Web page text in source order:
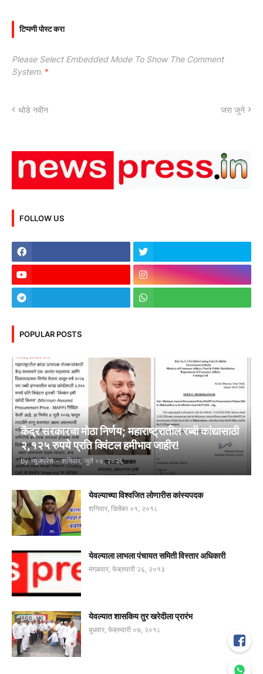
टिप्पणी पोस्ट करा
Please Select Embedded Mode To Show The Comment
System. *
थोडे नवीन जरा जुने
FOLLOW US
POPULAR POSTS
केंद्र सरकारचा मोठा निर्णय; महाराष्ट्रातील रब्बी कांद्यासाठी
२,१२५ रुपये प्रति क्विंटल हमीभाव जाहीर!
by न्यूजप्रेस - शनिवार, जुलै ०४, २०२६
येवल्याच्या विश्वजित लोणारीस कांस्यपदक
शनिवार, डिसेंबर ०१, २०१८
येवल्याला लाभला पंचायत समिती विस्तार अधिकारी
मंगळवार, फेब्रुवारी २६, २०१३
येवल्यात शासकिय तुर खरेदीला प्रारंभ
बुधवार, फेब्रुवारी ०७, २०१८